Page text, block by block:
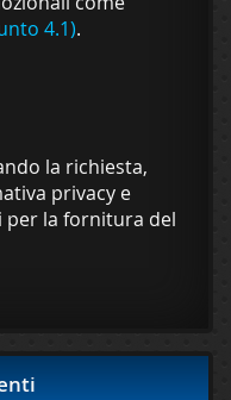
4.1).
la richiesta,
privacy e
per la fornitura del